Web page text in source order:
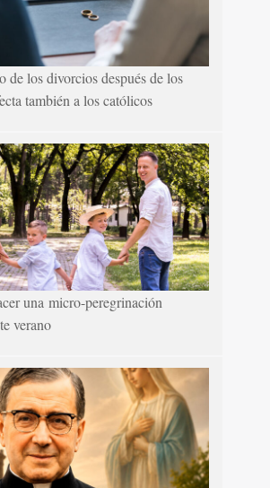
de los divorcios después de los
también a los católicos
una micro-peregrinación
verano